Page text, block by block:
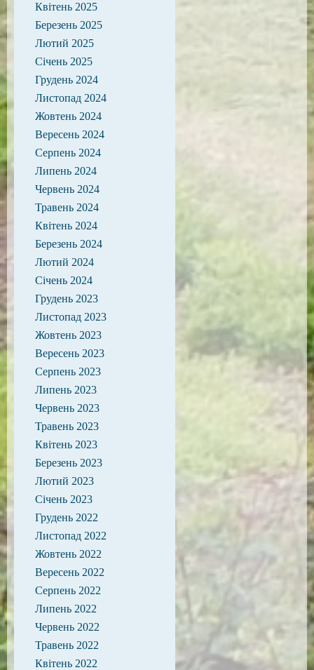
Квітень 2025
Березень 2025
Лютий 2025
Січень 2025
Грудень 2024
Листопад 2024
Жовтень 2024
Вересень 2024
Серпень 2024
Липень 2024
Червень 2024
Травень 2024
Квітень 2024
Березень 2024
Лютий 2024
Січень 2024
Грудень 2023
Листопад 2023
Жовтень 2023
Вересень 2023
Серпень 2023
Липень 2023
Червень 2023
Травень 2023
Квітень 2023
Березень 2023
Лютий 2023
Січень 2023
Грудень 2022
Листопад 2022
Жовтень 2022
Вересень 2022
Серпень 2022
Липень 2022
Червень 2022
Травень 2022
Квітень 2022